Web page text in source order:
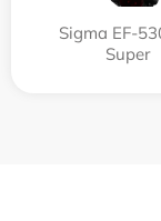
Sigma EF-
Super